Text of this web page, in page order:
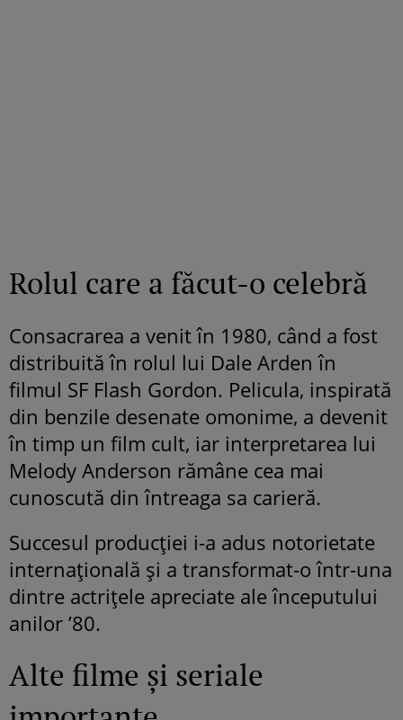
Rolul care a făcut-o celebră
Consacrarea a venit în 1980, când a fost
distribuită în rolul lui Dale Arden în
filmul SF Flash Gordon. Pelicula, inspirată
din benzile desenate omonime, a devenit
în timp un film cult, iar interpretarea lui
Melody Anderson rămâne cea mai
cunoscută din întreaga sa carieră.
Succesul producției i-a adus notorietate
internațională și a transformat-o într-una
dintre actrițele apreciate ale începutului
anilor ’80.
Alte filme și seriale